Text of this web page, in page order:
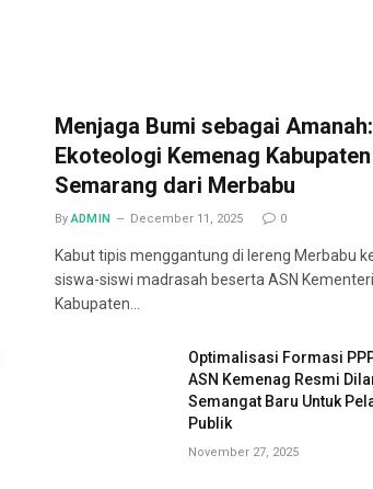
Menjaga Bumi sebagai
Ekoteologi Kemenag Kabupaten
Semarang dari Merbabu
By ADMIN December 11, 2025 0
Kabut tipis menggantung di lereng Merbabu
siswa-siswi madrasah beserta ASN
Kabupaten…
Optimalisasi Formasi
ASN Kemenag Resmi
Semangat Baru Untuk
Publik
November 27, 2025